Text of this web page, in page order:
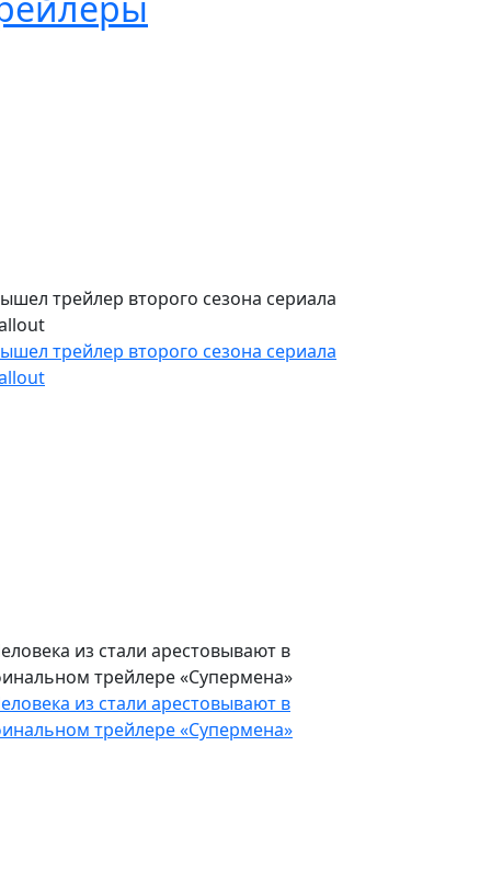
трейлер второго сезона сериала
трейлер второго сезона сериала
из стали арестовывают в
трейлере «Супермена»
из стали арестовывают в
трейлере «Супермена»